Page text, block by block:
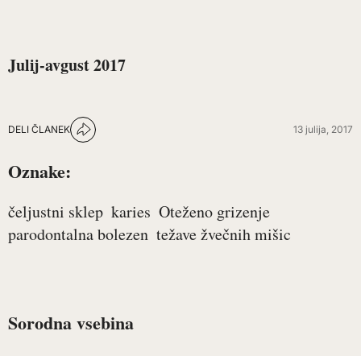
Julij-avgust 2017
DELI ČLANEK 13 julija, 2017
Oznake:
čeljustni sklep karies Oteženo grizenje
parodontalna bolezen težave žvečnih mišic
Sorodna vsebina